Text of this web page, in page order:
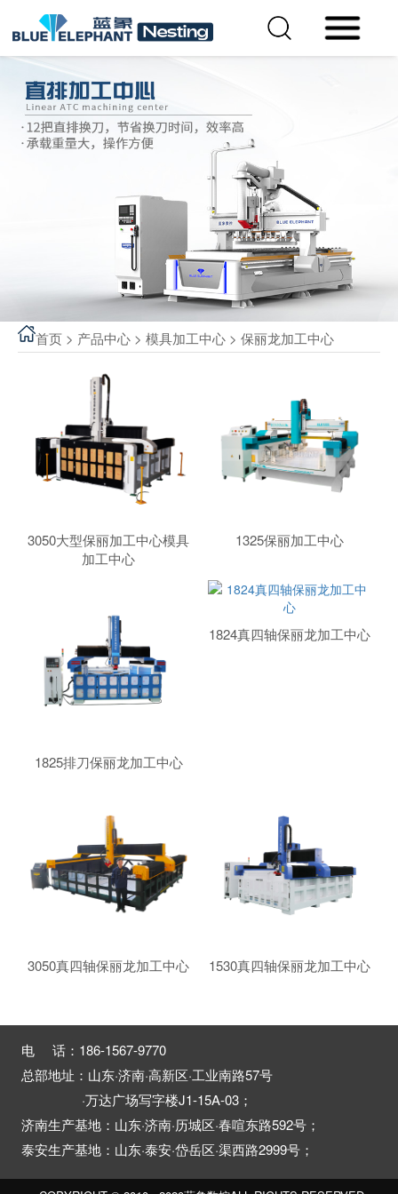
首页 > 产品中心 > 模具加工中心 > 保丽龙加工中心
3050大型保丽加工中心模具
加工中心
1325保丽加工中心
1825排刀保丽龙加工中心
1824真四轴保丽龙加工中心
3050真四轴保丽龙加工中心 1530真四轴保丽龙加工中心
电 话：186-1567-9770
总部地址：山东·济南·高新区·工业南路57号
·万达广场写字楼J1-15A-03；
济南生产基地：山东·济南·历城区·春喧东路592号；
泰安生产基地：山东·泰安·岱岳区·渠西路2999号；